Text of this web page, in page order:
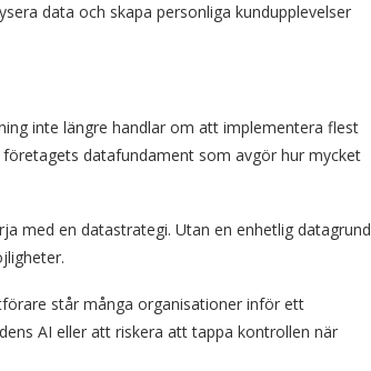
data och skapa personliga kundupplevelser
inte längre handlar om att implementera flest
datafundament som avgör hur mycket
med en datastrategi. Utan en enhetlig datagrund
står många organisationer inför ett
AI eller att riskera att tappa kontrollen när